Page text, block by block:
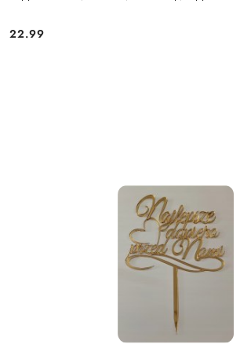
Cena:
22.99